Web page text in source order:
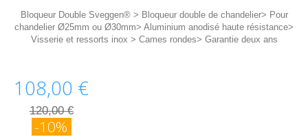
Bloqueur Double Sveggen® > Bloqueur double de chandelier> Pour
chandelier Ø25mm ou Ø30mm> Aluminium anodisé haute résistance>
Visserie et ressorts inox > Cames rondes> Garantie deux ans
108,00 €
120,00 €
-10%